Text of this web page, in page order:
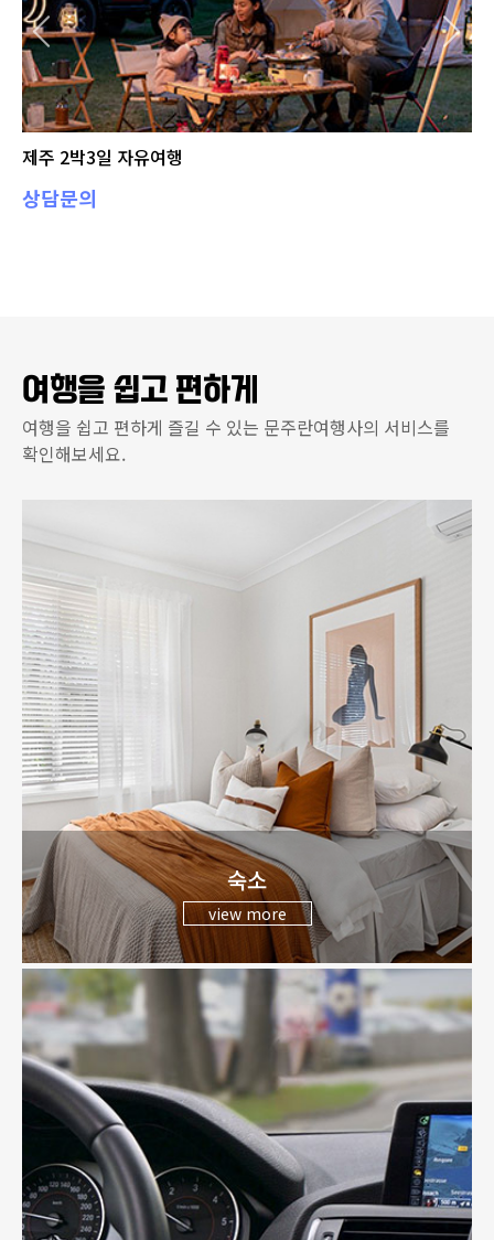
제주 2박3일 자유여행
상담문의
제주 4박5일 자유여행
제주 5박6일 자유여행
상담문의
제주 3박4일 자유여행
상담문의
여행을 쉽고 편하게
여행을 쉽고 편하게 즐길 수 있는 문주란여행사의 서비스를
확인해보세요.
숙소
view more